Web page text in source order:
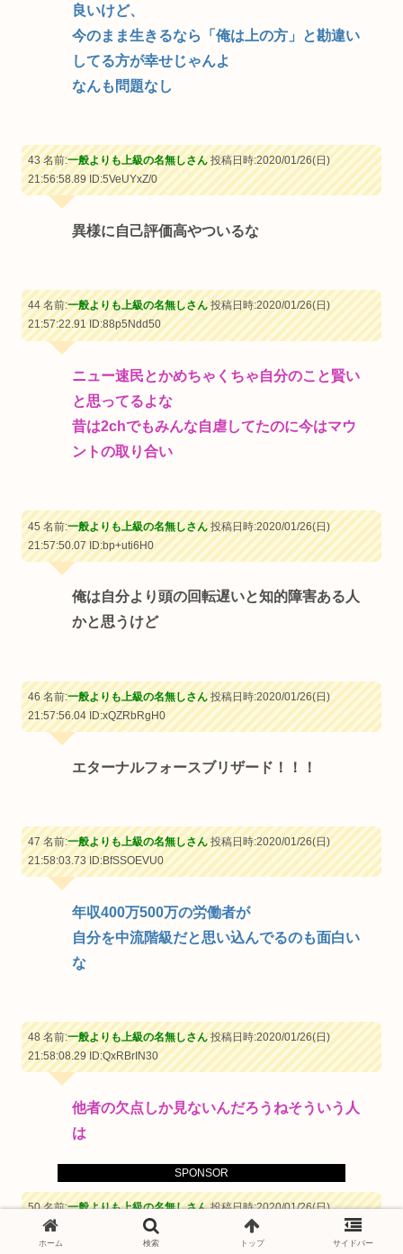
SPONSOR
良いけど、
今のまま生きるなら「俺は上の方」と勘違い
してる方が幸せじゃんよ
なんも問題なし
43 名前:一般よりも上級の名無しさん投稿日時:2020/01/26(日)
21:56:58.89ID:5VeUYxZ/0
異様に自己評価高やついるな
44 名前:一般よりも上級の名無しさん投稿日時:2020/01/26(日)
21:57:22.91ID:88p5Ndd50
ニュー速民とかめちゃくちゃ自分のこと賢い
と思ってるよな
昔は2chでもみんな自虐してたのに今はマウ
ントの取り合い
45 名前:一般よりも上級の名無しさん投稿日時:2020/01/26(日)
21:57:50.07ID:bp+uti6H0
俺は自分より頭の回転遅いと知的障害ある人
かと思うけど
46 名前:一般よりも上級の名無しさん投稿日時:2020/01/26(日)
21:57:56.04ID:xQZRbRgH0
エターナルフォースブリザード！！！
47 名前:一般よりも上級の名無しさん投稿日時:2020/01/26(日)
21:58:03.73ID:BfSSOEVU0
年収400万500万の労働者が
自分を中流階級だと思い込んでるのも面白い
な
48 名前:一般よりも上級の名無しさん投稿日時:2020/01/26(日)
21:58:08.29ID:QxRBrIN30
他者の欠点しか見ないんだろうねそういう人
は
50 名前:一般よりも上級の名無しさん投稿日時:2020/01/26(日)
21:58:58.75
ID:NeIYPTGt0
ホーム 検索 トップ サイドバー